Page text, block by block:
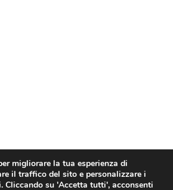
migliorare la tua esperienza di
il traffico del sito e personalizzare i
Cliccando su 'Accetta tutti', acconsenti